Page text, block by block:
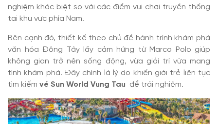
nghiệm khác biệt so với các điểm vui chơi truyền thống
tại khu vực phía Nam.
Bên cạnh đó, thiết kế theo chủ đề hành trình khám phá
văn hóa Đông Tây lấy cảm hứng từ Marco Polo giúp
không gian trở nên sống động, vừa giải trí vừa mang
tính khám phá. Đây chính là lý do khiến giới trẻ liên tục
tìm kiếm vé Sun World Vung Tau để trải nghiệm.